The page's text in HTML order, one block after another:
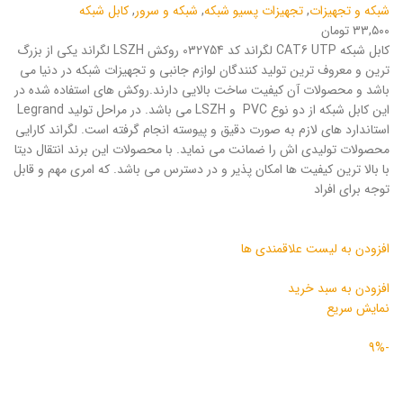
شبکه و تجهیزات,تجهیزات پسیو شبکه, شبکه و سرور,کابل شبکه
۳۳,۵۰۰ تومان
کابل شبکه CAT6 UTP لگراند کد 032754 روکش LSZH لگراند یکی از بزرگ
ترین و معروف ترین تولید کنندگان لوازم جانبی و تجهیزات شبکه در دنیا می
باشد و محصولات آن کیفیت ساخت بالایی دارند.روکش های استفاده شده در
این کابل شبکه از دو نوع PVC و LSZH می باشد. در مراحل تولید Legrand
استاندارد های لازم به صورت دقیق و پیوسته انجام گرفته است. لگراند کارایی
محصولات تولیدی اش را ضمانت می نماید. با محصولات این برند انتقال دیتا
با بالا ترین کیفیت ها امکان پذیر و در دسترس می باشد. که امری مهم و قابل
توجه برای افراد
افزودن به لیست علاقمندی ها
افزودن به سبد خرید
نمایش سریع
-9%